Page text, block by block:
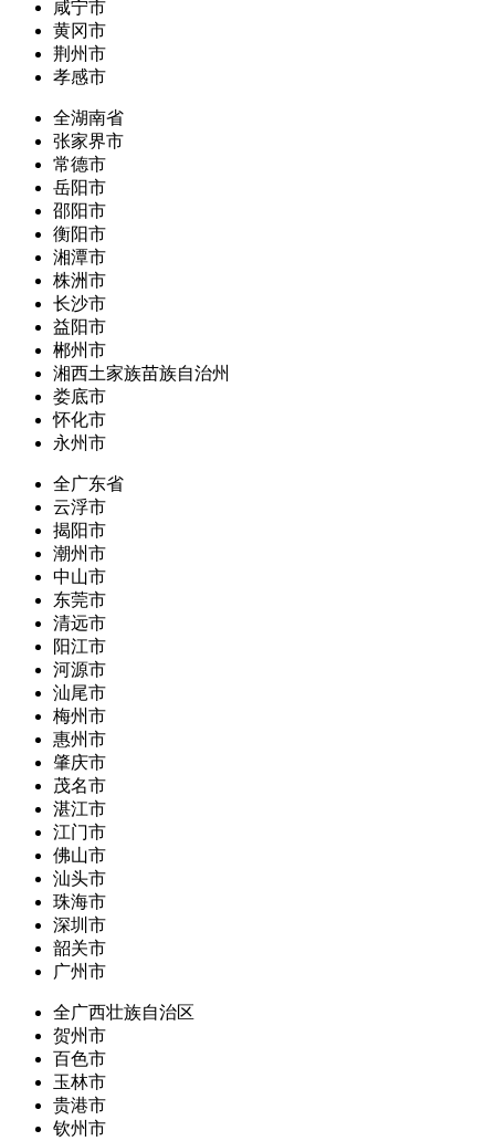
咸宁市
黄冈市
荆州市
孝感市
全湖南省
张家界市
常德市
岳阳市
邵阳市
衡阳市
湘潭市
株洲市
长沙市
益阳市
郴州市
湘西土家族苗族自治州
娄底市
怀化市
永州市
全广东省
云浮市
揭阳市
潮州市
中山市
东莞市
清远市
阳江市
河源市
汕尾市
梅州市
惠州市
肇庆市
茂名市
湛江市
江门市
佛山市
汕头市
珠海市
深圳市
韶关市
广州市
全广西壮族自治区
贺州市
百色市
玉林市
贵港市
钦州市